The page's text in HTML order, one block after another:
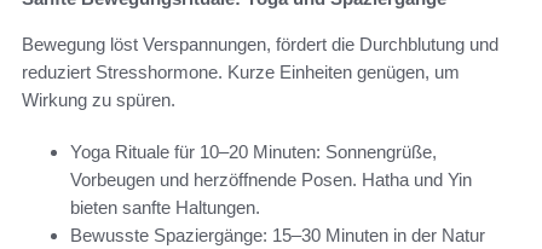
Bewegung löst Verspannungen, fördert die Durchblutung und
reduziert Stresshormone. Kurze Einheiten genügen, um
Wirkung zu spüren.
Yoga Rituale für 10–20 Minuten: Sonnengrüße,
Vorbeugen und herzöffnende Posen. Hatha und Yin
bieten sanfte Haltungen.
Bewusste Spaziergänge: 15–30 Minuten in der Natur